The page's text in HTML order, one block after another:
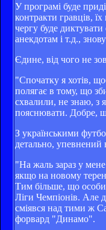
У програмі буде
контракти гравців,
чергу буде
анекдотам і т.д.,
Єдине, від чого не
"Спочатку я хотів,
полягає в тому, що
схвалили, не знаю, з
пояснювати. Добре,
З українськими
детально, упевнений
"На жаль зараз у
якщо на новому
Тим більше, що
Ліги Чемпіонів. Але
сміявся над тими ж
форвард "Динамо".